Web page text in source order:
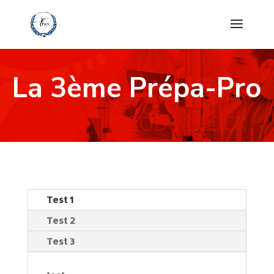
La 3ème Prépa-Pro
Test 1
Test 2
Test 3